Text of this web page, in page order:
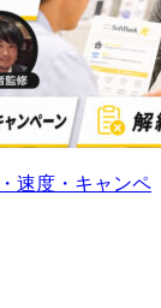
速度・キャンペ